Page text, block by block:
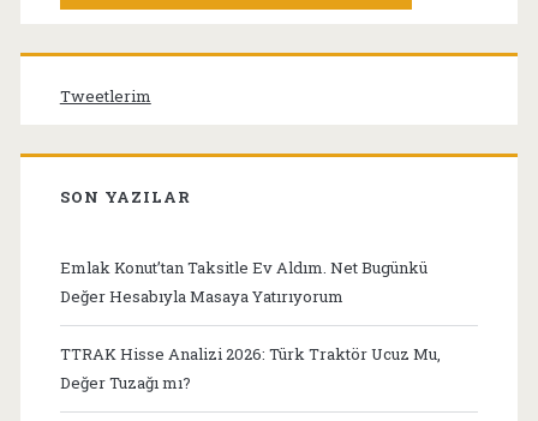
Tweetlerim
SON YAZILAR
Emlak Konut’tan Taksitle Ev Aldım. Net Bugünkü
Değer Hesabıyla Masaya Yatırıyorum
TTRAK Hisse Analizi 2026: Türk Traktör Ucuz Mu,
Değer Tuzağı mı?